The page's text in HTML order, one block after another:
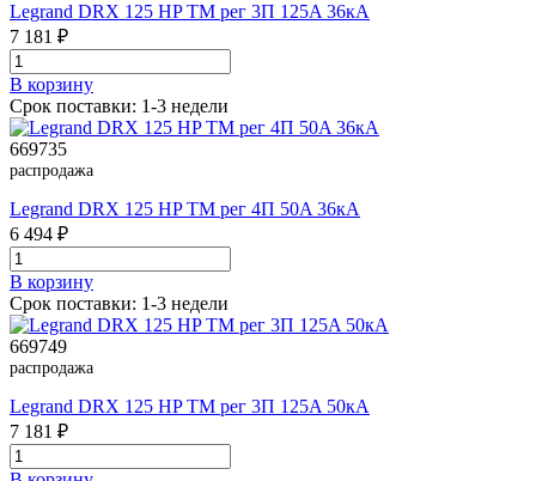
Legrand DRX 125 HP TM рег 3П 125A 36кА
7 181 ₽
В корзинy
Срок поставки: 1-3 недели
669735
распродажа
Legrand DRX 125 HP TM рег 4П 50A 36кА
6 494 ₽
В корзинy
Срок поставки: 1-3 недели
669749
распродажа
Legrand DRX 125 HP TM рег 3П 125A 50кА
7 181 ₽